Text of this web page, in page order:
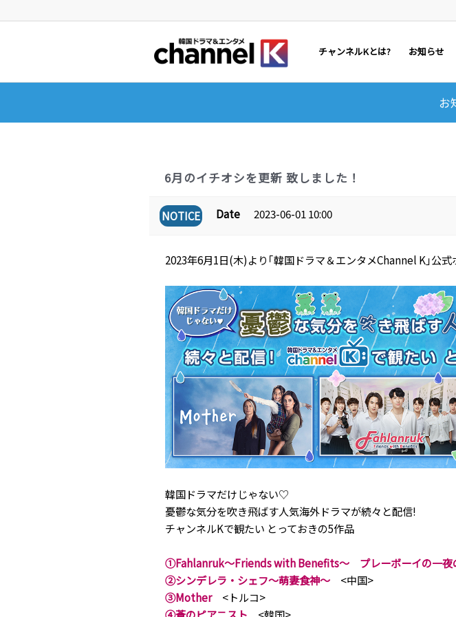
チャンネルKとは? お知らせ
お
6月のイチオシを更新 致しました！
NOTICE Date 2023-06-01 10:00
2023年6月1日(木)より｢韓国ドラマ＆エンタメChannel K｣公
韓国ドラマだけじゃない♡
憂鬱な気分を吹き飛ばす人気海外ドラマが続々と配信!
チャンネルKで観たい とっておきの5作品
①Fahlanruk～Friends with Benefits～ プレーボーイの一夜
②シンデレラ・シェフ～萌妻食神～
<中国>
③Mother
<トルコ>